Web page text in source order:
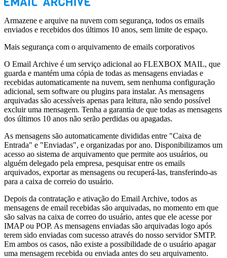
Armazene e arquive na nuvem com segurança, todos os emails
enviados e recebidos dos últimos 10 anos, sem limite de espaço.
Mais segurança com o arquivamento de emails corporativos
O Email Archive é um serviço adicional ao FLEXBOX MAIL, que
guarda e mantém uma cópia de todas as mensagens enviadas e
recebidas automaticamente na nuvem, sem nenhuma configuração
adicional, sem software ou plugins para instalar. As mensagens
arquivadas são acessíveis apenas para leitura, não sendo possível
excluir uma mensagem. Tenha a garantia de que todas as mensagens
dos últimos 10 anos não serão perdidas ou apagadas.
As mensagens são automaticamente divididas entre "Caixa de
Entrada" e "Enviadas", e organizadas por ano. Disponibilizamos um
acesso ao sistema de arquivamento que permite aos usuários, ou
alguém delegado pela empresa, pesquisar entre os emails
arquivados, exportar as mensagens ou recuperá-las, transferindo-as
para a caixa de correio do usuário.
Depois da contratação e ativação do Email Archive, todos as
mensagens de email recebidas são arquivadas, no momento em que
são salvas na caixa de correo do usuário, antes que ele acesse por
IMAP ou POP. As mensagens enviadas são arquivadas logo após
terem sido enviadas com sucesso através do nosso servidor SMTP.
Em ambos os casos, não existe a possibilidade de o usuário apagar
uma mensagem recebida ou enviada antes do seu arquivamento.